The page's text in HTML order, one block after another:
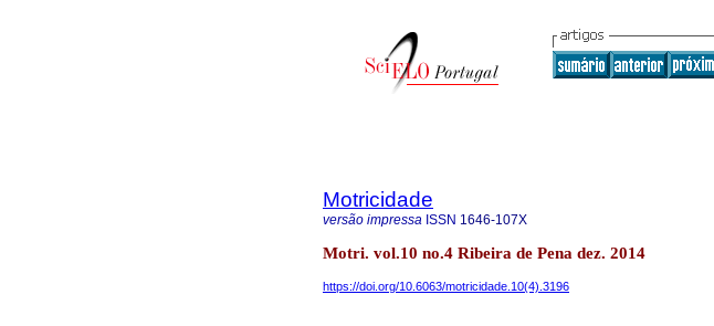
Motricidade
versão impressa ISSN 1646-107X
Motri. vol.10 no.4 Ribeira de Pena dez. 2014
https://doi.org/10.6063/motricidade.10(4).3196